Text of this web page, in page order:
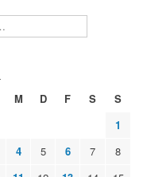
M D F S
S
1
4 5 6 7
8